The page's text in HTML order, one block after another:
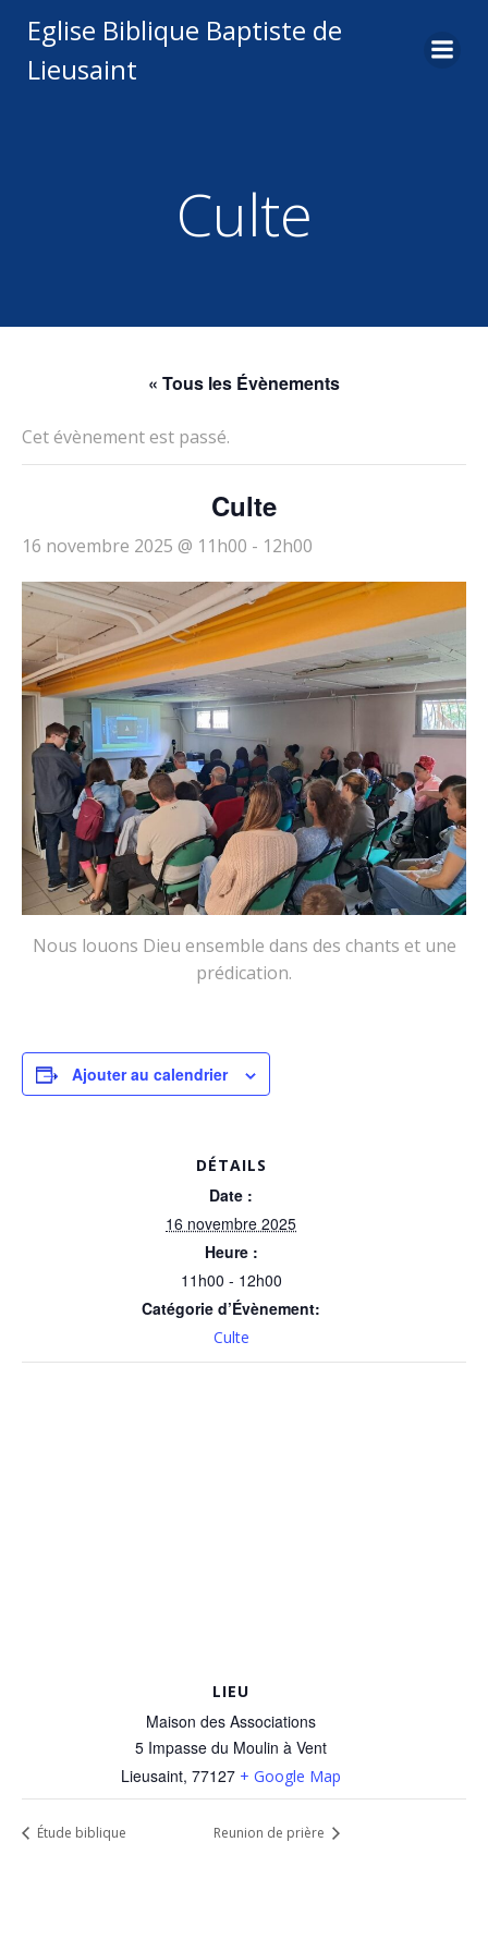
au
Eglise Biblique Baptiste de
Lieusaint
Culte
« Tous les Évènements
Cet évènement est passé.
Culte
16 novembre 2025 @ 11h00 - 12h00
Nous louons Dieu ensemble dans des chants et une
prédication.
Ajouter au calendrier
DÉTAILS
Date :
16 novembre 2025
Heure :
11h00 - 12h00
Catégorie d’Évènement:
Culte
LIEU
Maison des Associations
5 Impasse du Moulin à Vent
Lieusaint, 77127 + Google Map
Étude biblique Reunion de prière